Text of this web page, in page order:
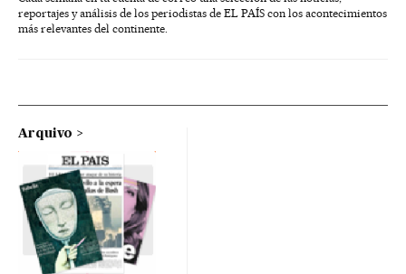
reportajes y análisis de los periodistas de EL PAÍS con los acontecimientos
más relevantes del continente.
Arquivo